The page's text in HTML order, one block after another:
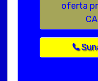
oferta